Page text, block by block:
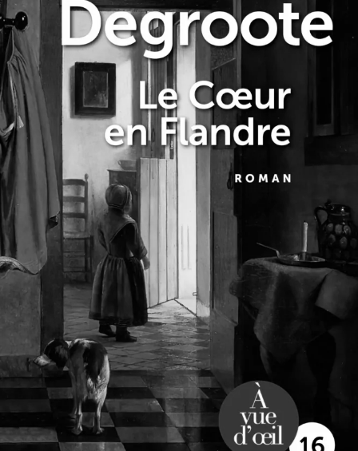
Le Cœur en Flandre
Annie Degroote